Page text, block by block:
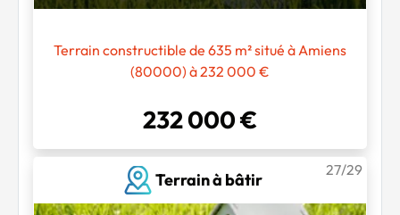
Terrain constructible de 635 m² situé à Amiens
(80000) à 232 000 €
232 000 €
Terrain à bâtir
27/29